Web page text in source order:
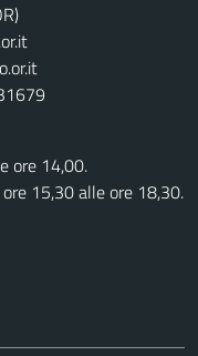
ore 14,00.
15,30 alle ore 18,30.